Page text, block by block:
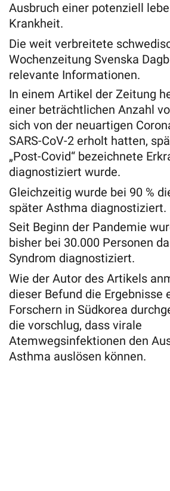
Ausbruch einer potenziell
Krankheit.
Die weit verbreitete
Wochenzeitung Svenska
relevante Informationen.
In einem Artikel der Zeitung
einer beträchtlichen Anzahl
sich von der neuartigen
SARS-CoV-2 erholt hatten,
„Post-Covid“ bezeichnete
diagnostiziert wurde.
Gleichzeitig wurde bei 90 %
später Asthma diagnostiziert.
Seit Beginn der Pandemie
bisher bei 30.000 Personen
Syndrom diagnostiziert.
Wie der Autor des Artikels
dieser Befund die Ergebnisse
Forschern in Südkorea
die vorschlug, dass virale
Atemwegsinfektionen den
Asthma auslösen können.